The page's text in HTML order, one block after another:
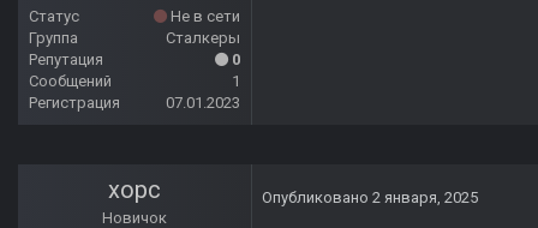
Статус
Не в сети
Группа
Сталкеры
Репутация
0
Сообщений
1
Регистрация
07.01.2023
xopc
Новичок
Опубликовано 2 января, 2025